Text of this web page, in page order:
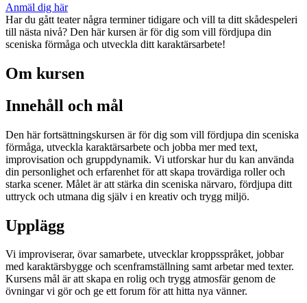
Anmäl dig här
Har du gått teater några terminer tidigare och vill ta ditt skådespeleri
till nästa nivå? Den här kursen är för dig som vill fördjupa din
sceniska förmåga och utveckla ditt karaktärsarbete!
Om kursen
Innehåll och mål
Den här fortsättningskursen är för dig som vill fördjupa din sceniska
förmåga, utveckla karaktärsarbete och jobba mer med text,
improvisation och gruppdynamik. Vi utforskar hur du kan använda
din personlighet och erfarenhet för att skapa trovärdiga roller och
starka scener. Målet är att stärka din sceniska närvaro, fördjupa ditt
uttryck och utmana dig själv i en kreativ och trygg miljö.
Upplägg
Vi improviserar, övar samarbete, utvecklar kroppsspråket, jobbar
med karaktärsbygge och scenframställning samt arbetar med texter.
Kursens mål är att skapa en rolig och trygg atmosfär genom de
övningar vi gör och ge ett forum för att hitta nya vänner.